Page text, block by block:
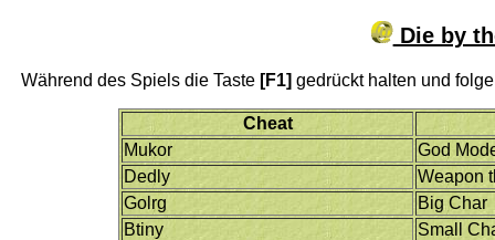
Die by
Während des Spiels die Taste [F1] gedrückt halten und
Cheat
Mukor
God
Dedly
Weapon
Golrg
Big Char
Btiny
Small